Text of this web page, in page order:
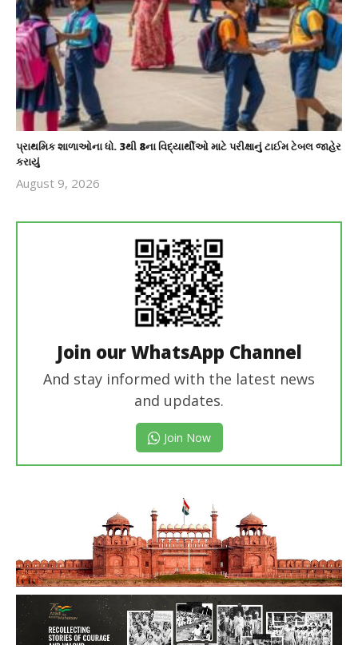
પ્રાથમિક શાળાઓના ધો. 3થી 8ના વિદ્યાર્થીઓ માટે પરીક્ષાનું ટાઈમ ટેબલ જાહેર
કરાયું
August 9, 2026
Join our WhatsApp Channel
And stay informed with the latest news
and updates.
Join Now